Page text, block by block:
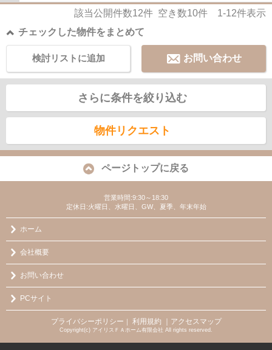
分なので、アクセスの良い物件です！新たな...
該当公開件数12件 空き数10件 1-12件表示
チェックした物件をまとめて
お問い合わせ
検討リストに追加
さらに条件を絞り込む
物件リクエスト
ページトップに戻る
営業時間:9:30～18:30
定休日:火曜日、水曜日、GW、夏季、年末年始
ホーム
会社概要
お問い合わせ
PCサイト
プライバシーポリシー ｜ 利用規約 ｜アクセスマップ
Copyright(c) アイリスＦＡホーム有限会社 All rights reserved.